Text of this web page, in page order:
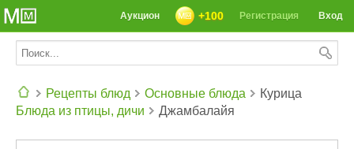
Вход
Регистрация
+100
Аукцион
Рецепты блюд
Основные блюда
Блюда из птицы, дичи
Курица
Джамбалайя